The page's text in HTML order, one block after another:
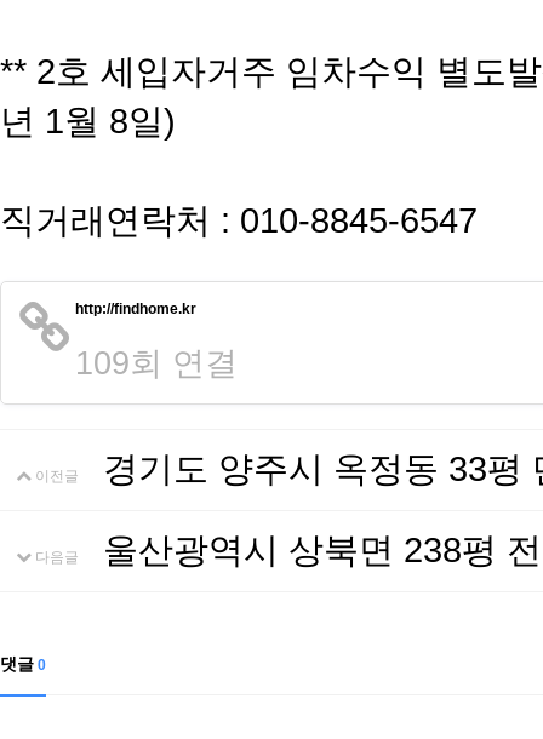
** 2호 세입자거주 임차수익 별도
년 1월 8일)
직거래연락처 : 010-8845-6547
http://findhome.kr
109회 연결
이전글 경기도 양주시 옥정동 33평
다음글 울산광역시 상북면 238평
댓글 0